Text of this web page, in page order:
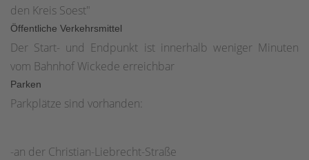
den Kreis Soest"
Öffentliche Verkehrsmittel
Der Start- und Endpunkt ist innerhalb weniger Minuten
vom Bahnhof Wickede erreichbar
Parken
Parkplätze sind vorhanden:
-an der Christian-Liebrecht-Straße